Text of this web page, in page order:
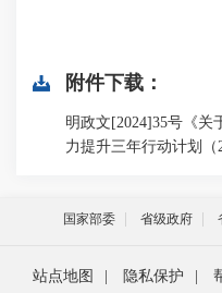
附件下载：
明政文[2024]35号《关
力提升三年行动计划
国家部委 省级政府
站点地图 隐私保护